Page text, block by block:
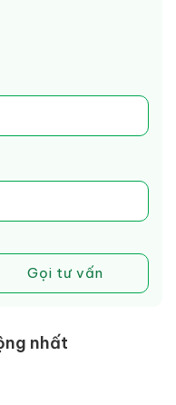
Gọi tư vấn
nhất